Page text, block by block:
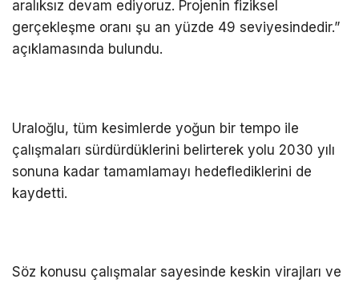
aralıksız devam ediyoruz. Projenin fiziksel
gerçekleşme oranı şu an yüzde 49 seviyesindedir.”
açıklamasında bulundu.
Uraloğlu, tüm kesimlerde yoğun bir tempo ile
çalışmaları sürdürdüklerini belirterek yolu 2030 yılı
sonuna kadar tamamlamayı hedeflediklerini de
kaydetti.
Söz konusu çalışmalar sayesinde keskin virajları ve